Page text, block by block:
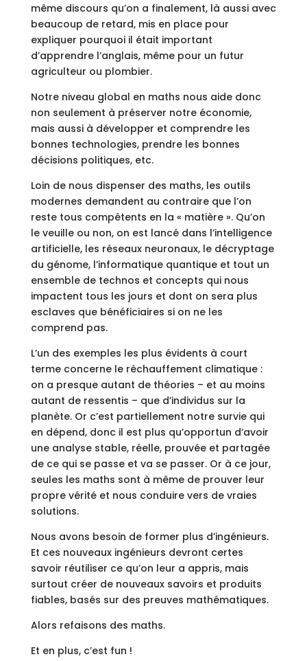
même discours qu’on a finalement, là aussi avec
beaucoup de retard, mis en place pour
expliquer pourquoi il était important
d’apprendre l’anglais, même pour un futur
agriculteur ou plombier.
Notre niveau global en maths nous aide donc
non seulement à préserver notre économie,
mais aussi à développer et comprendre les
bonnes technologies, prendre les bonnes
décisions politiques, etc.
Loin de nous dispenser des maths, les outils
modernes demandent au contraire que l’on
reste tous compétents en la « matière ». Qu’on
le veuille ou non, on est lancé dans l’intelligence
artificielle, les réseaux neuronaux, le décryptage
du génome, l’informatique quantique et tout un
ensemble de technos et concepts qui nous
impactent tous les jours et dont on sera plus
esclaves que bénéficiaires si on ne les
comprend pas.
L’un des exemples les plus évidents à court
terme concerne le réchauffement climatique :
on a presque autant de théories – et au moins
autant de ressentis – que d’individus sur la
planète. Or c’est partiellement notre survie qui
en dépend, donc il est plus qu’opportun d’avoir
une analyse stable, réelle, prouvée et partagée
de ce qui se passe et va se passer. Or à ce jour,
seules les maths sont à même de prouver leur
propre vérité et nous conduire vers de vraies
solutions.
Nous avons besoin de former plus d’ingénieurs.
Et ces nouveaux ingénieurs devront certes
savoir réutiliser ce qu’on leur a appris, mais
surtout créer de nouveaux savoirs et produits
fiables, basés sur des preuves mathématiques.
Alors refaisons des maths.
Et en plus, c’est fun !